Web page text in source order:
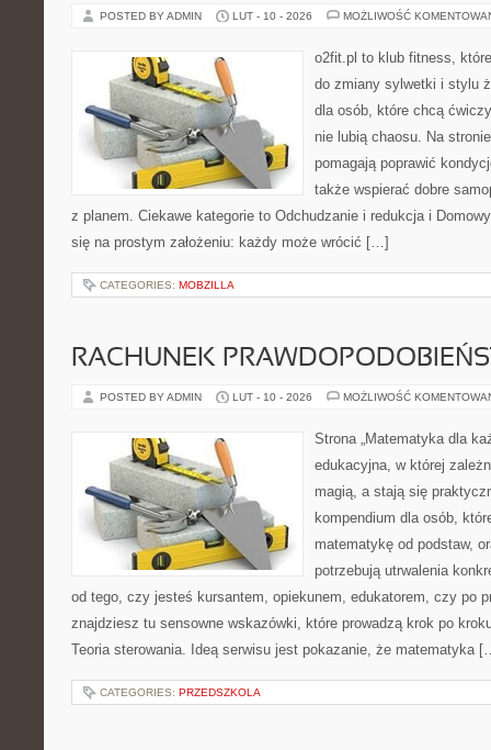
POSTED BY ADMIN LUT - 10 - 2026 MOŻLIWOŚĆ
o2fit.pl to klub fitness,
do zmiany sylwetki i stylu
dla osób, które chcą
nie lubią chaosu. Na
pomagają poprawić
także wspierać dobre
z planem. Ciekawe kategorie to Odchudzanie i redukcja i
się na prostym założeniu: każdy może wrócić […]
CATEGORIES: MOBZILLA
RACHUNEK
POSTED BY ADMIN LUT - 10 - 2026 MOŻLIWOŚĆ
Strona „Matematyka dla
edukacyjna, w której
magią, a stają się
kompendium dla osób,
matematykę od podstaw,
potrzebują utrwalenia
od tego, czy jesteś kursantem, opiekunem, edukatorem, czy po
znajdziesz tu sensowne wskazówki, które prowadzą krok po
Teoria sterowania. Ideą serwisu jest pokazanie, że matematyka
CATEGORIES: PRZEDSZKOLA